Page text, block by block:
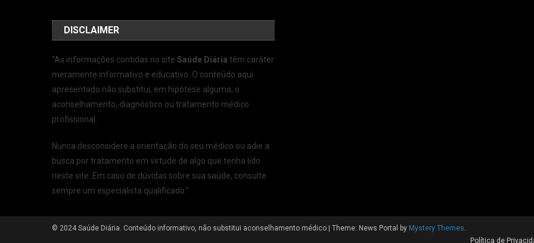
DISCLAIMER
“As informações contidas no site Saúde Diária têm caráter
meramente informativo e educativo. O conteúdo aqui
apresentado não substitui, em hipótese alguma, o
aconselhamento, diagnóstico ou tratamento médico
profissional.
Nunca desconsidere a orientação do seu médico ou adie a
busca por tratamento em virtude de algo que tenha lido
neste site. Em caso de dúvidas sobre sua saúde, consulte
sempre um especialista qualificado.”
© 2024 Saúde Diária. Conteúdo informativo, não substitui aconselhamento médico Theme: News Portal by Mystery Themes.
Política de